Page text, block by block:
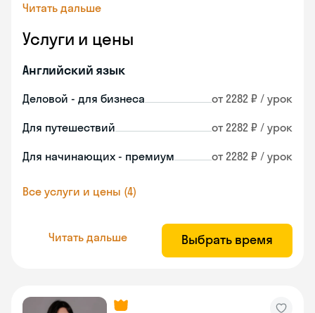
Читать дальше
Услуги и цены
Английский язык
Деловой - для бизнеса от 2282 ₽ / урок
Для путешествий от 2282 ₽ / урок
Для начинающих - премиум от 2282 ₽ / урок
Все услуги и цены (4)
Читать дальше Выбрать время